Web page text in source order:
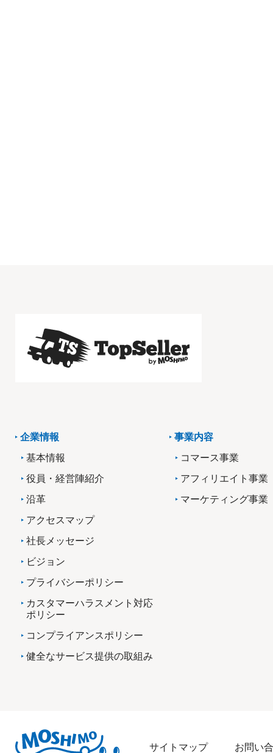
企業情報
基本情報
役員・経営陣紹介
沿革
アクセスマップ
社長メッセージ
ビジョン
プライバシーポリシー
カスタマーハラスメント対応
ポリシー
コンプライアンスポリシー
健全なサービス提供の取組み
事業内容
コマース事業
アフィリエイト事業
マーケティング事業
サイトマップ お問い